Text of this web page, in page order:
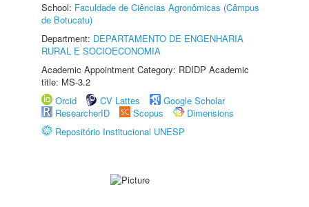
School: Faculdade de Ciências Agronômicas (Câmpus
de Botucatu)
Department: DEPARTAMENTO DE ENGENHARIA
RURAL E SOCIOECONOMIA
Academic Appointment Category: RDIDP Academic
title: MS-3.2
Orcid
CV Lattes
Google Scholar
ResearcherID
Scopus
Dimensions
Repositório Institucional UNESP